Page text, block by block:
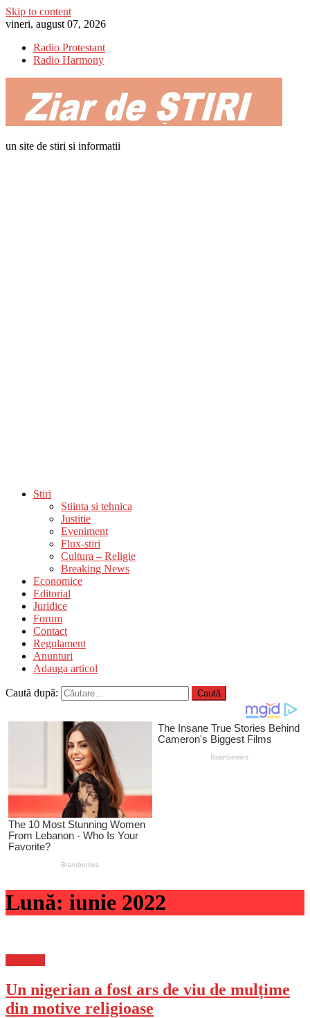
Skip to content
vineri, august 07, 2026
Radio Protestant
Radio Harmony
un site de stiri si informatii
Stiri
Stiinta si tehnica
Justitie
Eveniment
Flux-stiri
Cultura – Religie
Breaking News
Economice
Editorial
Juridice
Forum
Contact
Regulament
Anunturi
Adauga articol
Caută după:
Lună: iunie 2022
Un nigerian a fost ars de viu de mulțime
din motive religioase